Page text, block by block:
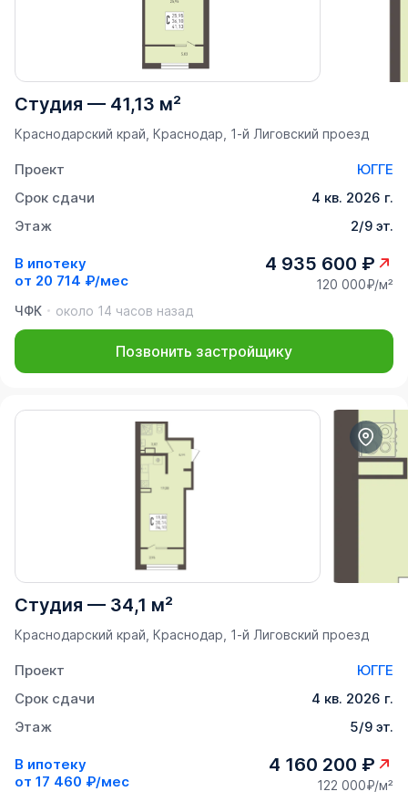
Студия — 41,13 м²
Краснодарский край, Краснодар, 1-й Лиговский проезд
Проект
ЮГГЕ
Срок сдачи
4 кв. 2026 г.
Этаж
2/9 эт.
В ипотеку
от 20 714 ₽/мес
4 935 600 ₽
120 000₽/м²
ЧФК
около 14 часов назад
Позвонить застройщику
Студия — 34,1 м²
Краснодарский край, Краснодар, 1-й Лиговский проезд
Проект
ЮГГЕ
Срок сдачи
4 кв. 2026 г.
Этаж
5/9 эт.
В ипотеку
от 17 460 ₽/мес
4 160 200 ₽
122 000₽/м²